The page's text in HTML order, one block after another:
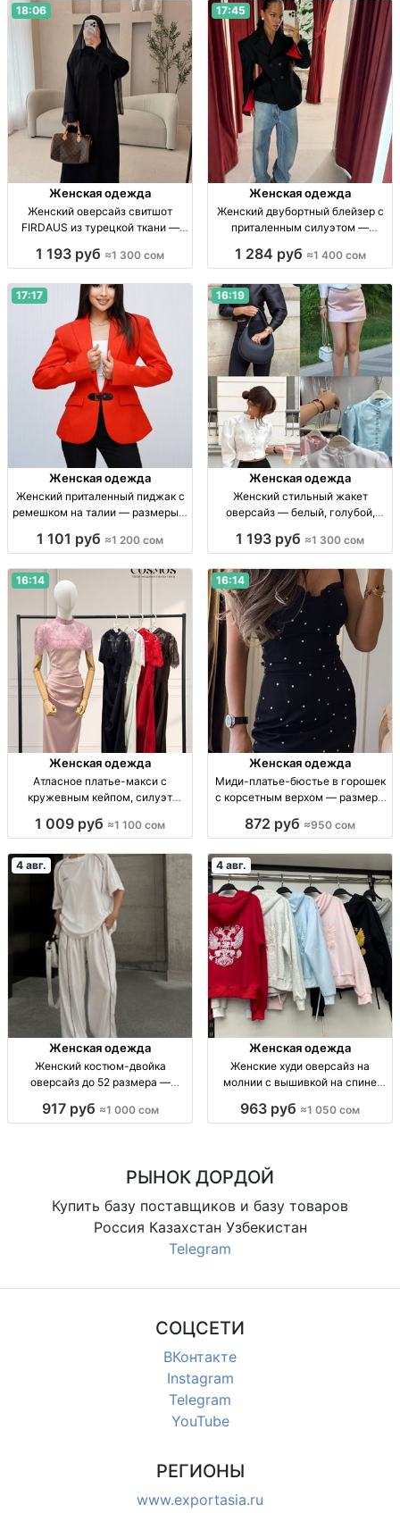
18:06
Женская одежда
Женский оверсайз свитшот
FIRDAUS из турецкой ткани —
оверсайз, тур. 2-нитка, р. 42–52,
1 193 руб ≈1 300 сом
17:45
Женская одежда
Женский двубортный блейзер с
приталенным силуэтом —
блейзер, притал. силуэт, акцент.
р-ры S–M, 5 цветов.
1 284 руб ≈1 400 сом
17:17
Женская одежда
Женский приталенный пиджак с
ремешком на талии — размеры S
ремешком, англ. воротник, длин.
1 101 руб ≈1 200 сом
16:19
Женская одежда
Женский стильный жакет
оверсайз — белый, голубой,
женский, 4 цв., р-ры 2S–2M,
1 193 руб ≈1 300 сом
16:14
Женская одежда
Атласное платье-макси с
кружевным кейпом, силуэт
с кружевным кейпом, силуэт
р-р 42–44
1 009 руб ≈1 100 сом
16:14
Женская одежда
Миди-платье-бюстье в горошек
с корсетным верхом — размеры
горошек, корсетный верх,
872 руб ≈950 сом
4 авг.
Женская одежда
Женский костюм-двойка
оверсайз до 52 размера —
двойка, оверсайз до 52 р., пр-во
917 руб ≈1 000 сом
4 авг.
Женская одежда
Женские худи оверсайз на
молнии с вышивкой на спине
молнии, вышивка на спине, пр-во
963 руб ≈1 050 сом
РЫНОК ДОРДОЙ
Купить базу поставщиков и базу товаров
Россия Казахстан Узбекистан
Telegram
СОЦСЕТИ
ВКонтакте
Instagram
Telegram
YouTube
РЕГИОНЫ
www.exportasia.ru